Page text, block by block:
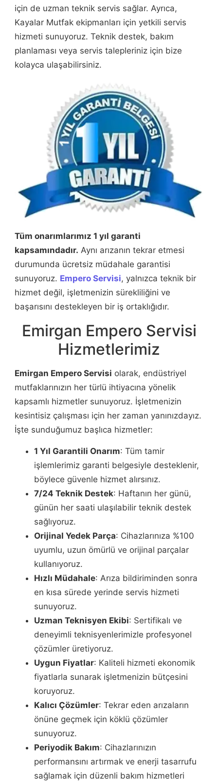
için de uzman teknik servis sağlar. Ayrıca,
Kayalar Mutfak ekipmanları için yetkili servis
hizmeti sunuyoruz. Teknik destek, bakım
planlaması veya servis talepleriniz için bize
kolayca ulaşabilirsiniz.
Tüm onarımlarımız 1 yıl garanti
kapsamındadır. Aynı arızanın tekrar etmesi
durumunda ücretsiz müdahale garantisi
sunuyoruz. Empero Servisi, yalnızca teknik bir
hizmet değil, işletmenizin sürekliliğini ve
başarısını destekleyen bir iş ortaklığıdır.
Emirgan Empero Servisi
Hizmetlerimiz
Emirgan Empero Servisi olarak, endüstriyel
mutfaklarınızın her türlü ihtiyacına yönelik
kapsamlı hizmetler sunuyoruz. İşletmenizin
kesintisiz çalışması için her zaman yanınızdayız.
İşte sunduğumuz başlıca hizmetler:
1 Yıl Garantili Onarım: Tüm tamir
işlemlerimiz garanti belgesiyle desteklenir,
böylece güvenle hizmet alırsınız.
7/24 Teknik Destek: Haftanın her günü,
günün her saati ulaşılabilir teknik destek
sağlıyoruz.
Orijinal Yedek Parça: Cihazlarınıza %100
uyumlu, uzun ömürlü ve orijinal parçalar
kullanıyoruz.
Hızlı Müdahale: Arıza bildiriminden sonra
en kısa sürede yerinde servis hizmeti
sunuyoruz.
Uzman Teknisyen Ekibi: Sertifikalı ve
deneyimli teknisyenlerimizle profesyonel
çözümler üretiyoruz.
Uygun Fiyatlar: Kaliteli hizmeti ekonomik
fiyatlarla sunarak işletmenizin bütçesini
koruyoruz.
Kalıcı Çözümler: Tekrar eden arızaların
önüne geçmek için köklü çözümler
sunuyoruz.
Periyodik Bakım: Cihazlarınızın
performansını artırmak ve enerji tasarrufu
sağlamak için düzenli bakım hizmetleri